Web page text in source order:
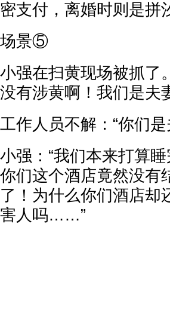
密支付，离婚时则是
场景⑤
小强在扫黄现场被抓了
没有涉黄啊！我们是夫
工作人员不解：“你们
小强：“我们本来打算
你们这个酒店竟然没有
了！为什么你们酒店却
害人吗……”